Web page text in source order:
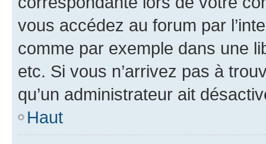
vous accédez au forum par
comme par exemple dans une
etc. Si vous n’arrivez pas à
qu’un administrateur ait
Haut